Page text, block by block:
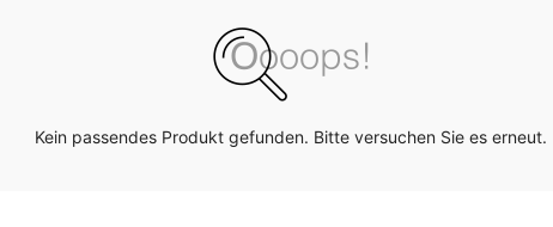
Kein passendes Produkt gefunden. Bitte versuchen Sie es erneut.